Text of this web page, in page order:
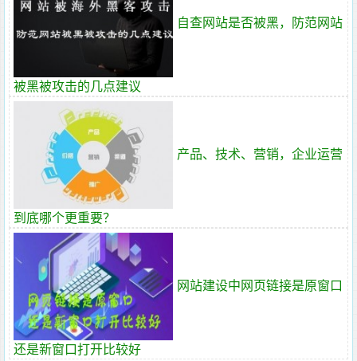
自查网站是否被黑，防范网站
被黑被攻击的几点建议
产品、技术、营销，企业运营
到底哪个更重要？
网站建设中网页链接是原窗口
还是新窗口打开比较好